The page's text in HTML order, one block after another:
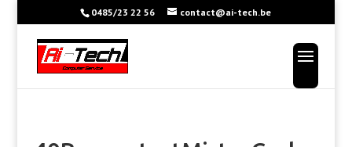
0485/23 22 56 contact@ai-tech.be